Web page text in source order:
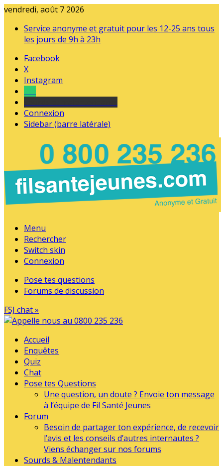
vendredi, août 7 2026
Service anonyme et gratuit pour les 12-25 ans tous
les jours de 9h à 23h
Facebook
X
Instagram
Connexion
Sidebar (barre latérale)
Menu
Rechercher
Switch skin
Connexion
Pose tes questions
Forums de discussion
FSJ chat »
Accueil
Enquêtes
Quiz
Chat
Pose tes Questions
Une question, un doute ? Envoie ton message
à l’équipe de Fil Santé Jeunes
Forum
Besoin de partager ton expérience, de recevoir
l’avis et les conseils d’autres internautes ?
Viens échanger sur nos forums
Sourds & Malentendants